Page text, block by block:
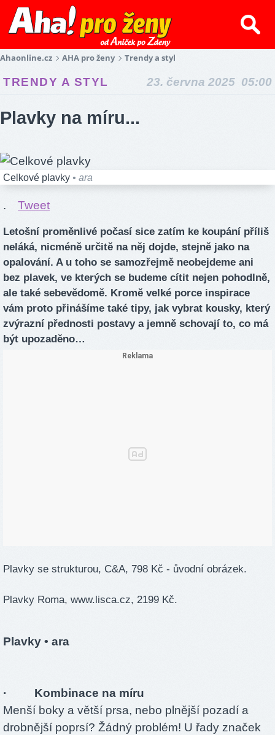
Ahaonline.cz AHA pro ženy Trendy a styl
23. června 2025 05:00
TRENDY A STYL
Plavky na míru...
Celkové plavky • ara
. Tweet
Letošní proměnlivé počasí sice zatím ke koupání příliš
neláká, nicméně určitě na něj dojde, stejně jako na
opalování. A u toho se samozřejmě neobejdeme ani
bez plavek, ve kterých se budeme cítit nejen pohodlně,
ale také sebevědomě. Kromě velké porce inspirace
vám proto přinášíme také tipy, jak vybrat kousky, který
zvýrazní přednosti postavy a jemně schovají to, co má
být upozaděno…
Plavky se strukturou, C&A, 798 Kč - ůvodní obrázek.
Plavky Roma, www.lisca.cz, 2199 Kč.
Plavky • ara
· Kombinace na míru
Menší boky a větší prsa, nebo plnější pozadí a
drobnější poprsí? Žádný problém! U řady značek